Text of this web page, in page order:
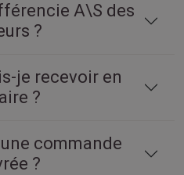
A\S des
?
je recevoir en
?
commande
?